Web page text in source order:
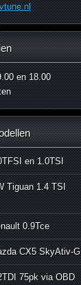
en 18.00
en 1.0TSI
Tiguan 1.4 TSI
0.9Tce
CX5 SkyAtiv-G
75pk via OBD